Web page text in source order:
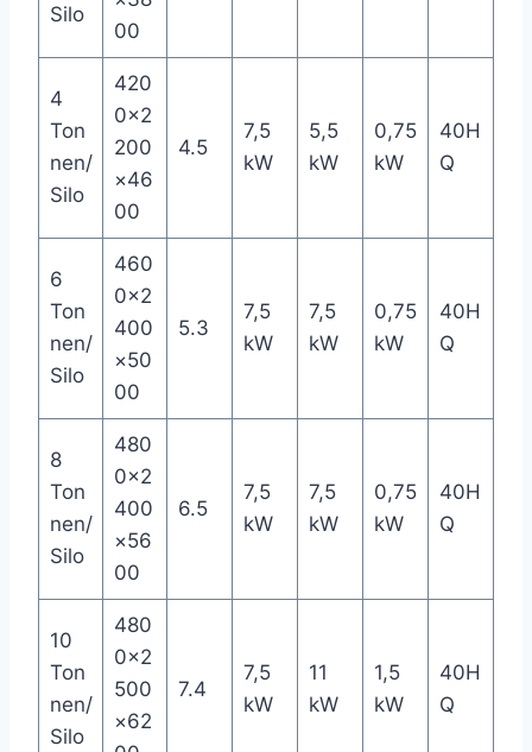
Silo
00
4
Ton
nen/
Silo
420
0×2
200
×46
00
4.5
7,5
kW
5,5
kW
0,75
kW
40H
Q
6
Ton
nen/
Silo
460
0×2
400
×50
00
5.3
7,5
kW
7,5
kW
0,75
kW
40H
Q
8
Ton
nen/
Silo
480
0×2
400
×56
00
6.5
7,5
kW
7,5
kW
0,75
kW
40H
Q
10
Ton
nen/
Silo
480
0×2
500
×62
7.4
7,5
kW
11
kW
1,5
kW
40H
Q